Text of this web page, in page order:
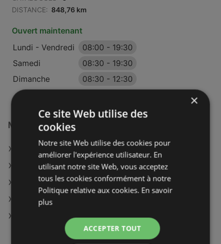
DISTANCE: 848,76 km
Ouvert maintenant
Lundi - Vendredi
08:00 - 19:30
Samedi
08:30 - 19:30
Dimanche
08:30 - 12:30
Magasins Maximarché à :
Maximarché à Autun
Maximarché à Auxerre
Maximarché à Dijon
Maximarché à Montbard
Maximarché à Troyes
×
Ce site Web utilise des
cookies
Notre site Web utilise des cookies pour
améliorer l'expérience utilisateur. En
utilisant notre site Web, vous acceptez
tous les cookies conformément à notre
Politique relative aux cookies. En savoir
plus
ACCEPTER TOUT